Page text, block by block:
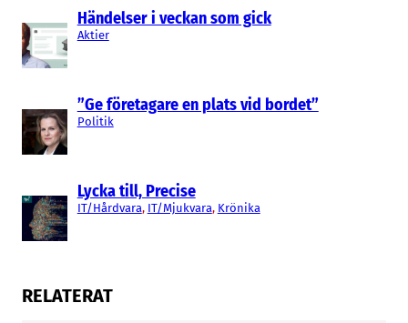
Händelser i veckan som gick
Aktier
”Ge företagare en plats vid bordet”
Politik
Lycka till, Precise
IT/Hårdvara, IT/Mjukvara, Krönika
Sannolikt har vi något klart i närtid, säger han.
Emiliano Strauss
RELATERAT